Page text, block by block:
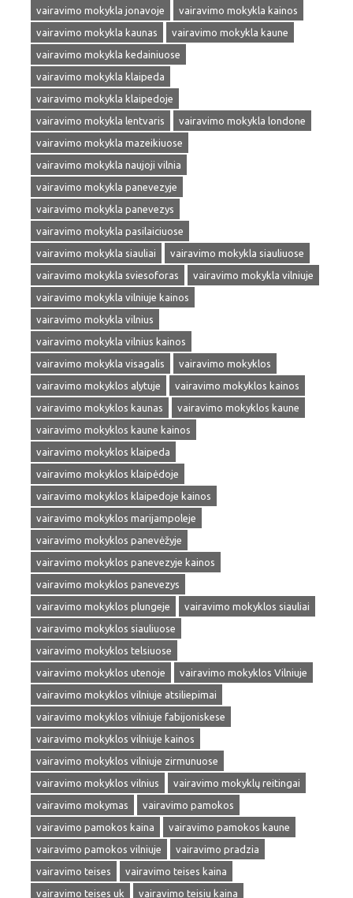
vairavimo mokykla jonavoje
vairavimo mokykla kainos
vairavimo mokykla kaunas
vairavimo mokykla kaune
vairavimo mokykla kedainiuose
vairavimo mokykla klaipeda
vairavimo mokykla klaipedoje
vairavimo mokykla lentvaris
vairavimo mokykla londone
vairavimo mokykla mazeikiuose
vairavimo mokykla naujoji vilnia
vairavimo mokykla panevezyje
vairavimo mokykla panevezys
vairavimo mokykla pasilaiciuose
vairavimo mokykla siauliai
vairavimo mokykla siauliuose
vairavimo mokykla sviesoforas
vairavimo mokykla vilniuje
vairavimo mokykla vilniuje kainos
vairavimo mokykla vilnius
vairavimo mokykla vilnius kainos
vairavimo mokykla visagalis
vairavimo mokyklos
vairavimo mokyklos alytuje
vairavimo mokyklos kainos
vairavimo mokyklos kaunas
vairavimo mokyklos kaune
vairavimo mokyklos kaune kainos
vairavimo mokyklos klaipeda
vairavimo mokyklos klaipėdoje
vairavimo mokyklos klaipedoje kainos
vairavimo mokyklos marijampoleje
vairavimo mokyklos panevėžyje
vairavimo mokyklos panevezyje kainos
vairavimo mokyklos panevezys
vairavimo mokyklos plungeje
vairavimo mokyklos siauliai
vairavimo mokyklos siauliuose
vairavimo mokyklos telsiuose
vairavimo mokyklos utenoje
vairavimo mokyklos Vilniuje
vairavimo mokyklos vilniuje atsiliepimai
vairavimo mokyklos vilniuje fabijoniskese
vairavimo mokyklos vilniuje kainos
vairavimo mokyklos vilniuje zirmunuose
vairavimo mokyklos vilnius
vairavimo mokyklų reitingai
vairavimo mokymas
vairavimo pamokos
vairavimo pamokos kaina
vairavimo pamokos kaune
vairavimo pamokos vilniuje
vairavimo pradzia
vairavimo teises
vairavimo teises kaina
vairavimo teises uk
vairavimo teisiu kaina